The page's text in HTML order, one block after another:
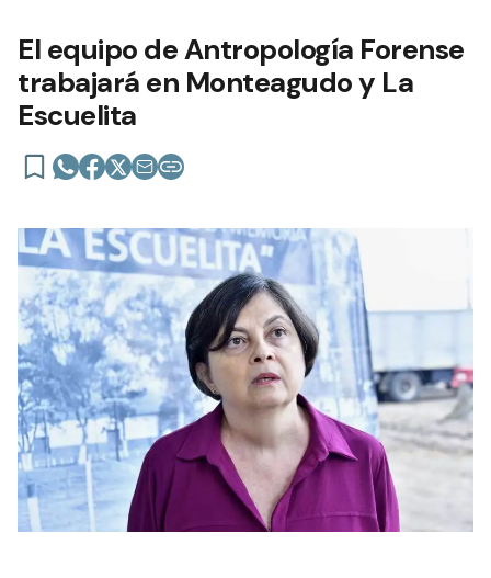
El equipo de Antropología Forense
trabajará en Monteagudo y La
Escuelita